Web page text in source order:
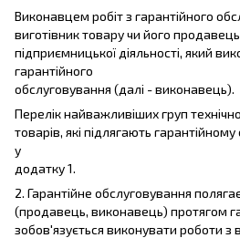
Виконавцем робіт з гарантійного
виготівник товару чи його
підприємницької діяльності, який
гарантійного
обслуговування (далі - виконавець).
Перелік найважливіших груп
товарів, які підлягають
у
додатку 1.
2. Гарантійне обслуговування
(продавець, виконавець) протягом
зобов'язується виконувати роботи з